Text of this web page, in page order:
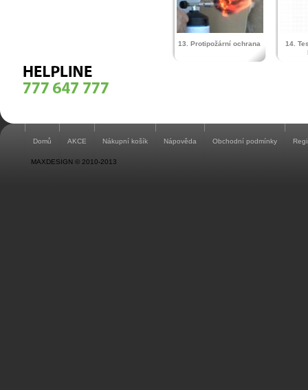
13. Protipožární ochrana
14.
Domů AKCE Nákupní košík Nápověda Obchodní podmínky
MAXDESIGN © 2010-2013